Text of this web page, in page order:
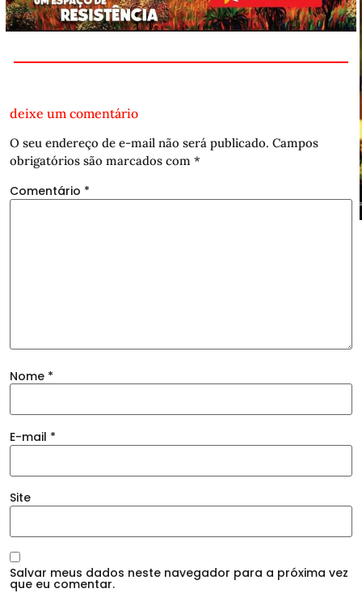
deixe um comentário
O seu endereço de e-mail não será publicado. Campos
obrigatórios são marcados com *
Comentário *
Nome *
E-mail *
Site
Salvar meus dados neste navegador para a próxima vez
que eu comentar.